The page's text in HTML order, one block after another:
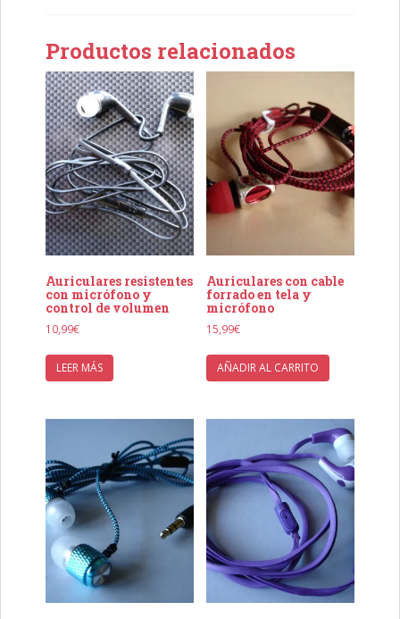
Productos relacionados
Auriculares resistentes
con micrófono y
control de volumen
10,99€
LEER MÁS
Auriculares con cable
forrado en tela y
micrófono
15,99€
AÑADIR AL CARRITO